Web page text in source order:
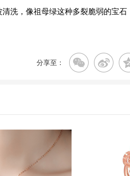
洗，像祖母绿这种多裂脆弱的宝
分享至：